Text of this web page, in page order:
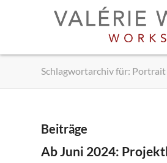
Schlagwortarchiv für: Portrait
Beiträge
Ab Juni 2024: